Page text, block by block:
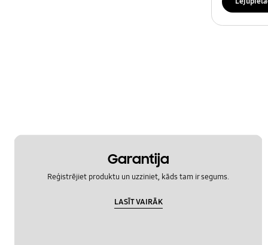
Garantija
Reģistrējiet produktu un uzziniet, kāds tam ir segums.
LASĪT VAIRĀK